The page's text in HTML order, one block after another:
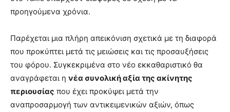
προηγούμενα χρόνια.
Παρέχεται μια πλήρη απεικόνιση σχετικά με τη διαφορά
που προκύπτει μετά τις μειώσεις και τις προσαυξήσεις
του φόρου. Συγκεκριμένα στο νέο εκκαθαριστικό θα
αναγράφεται η νέα συνολική αξία της ακίνητης
περιουσίας που έχει προκύψει μετά την
αναπροσαρμογή των αντικειμενικών αξιών, όπως